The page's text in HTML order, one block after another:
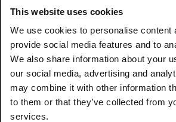
This website uses cookies
We use cookies to personalise content
provide social media features and to
We also share information about your
our social media, advertising and
may combine it with other information
to them or that they’ve collected from
services.
Xiaomi Redmi Note
متوافقة مع